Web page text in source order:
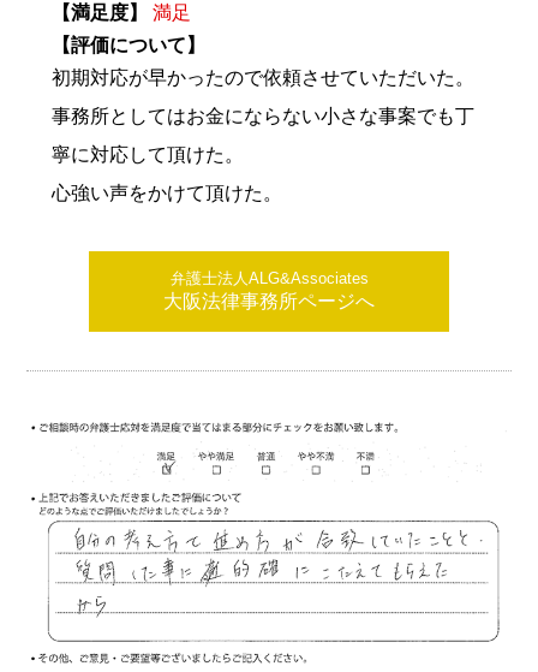
【満足度】
満足
【評価について】
初期対応が早かったので依頼させていただいた。
事務所としてはお金にならない小さな事案でも丁
寧に対応して頂けた。
心強い声をかけて頂けた。
弁護士法人ALG&Associates
大阪法律事務所ページへ